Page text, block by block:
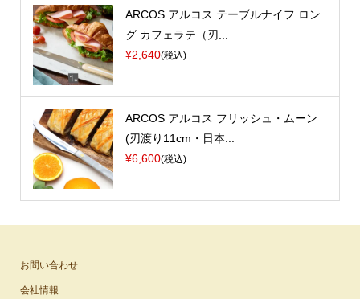
ARCOS アルコス テーブルナイフ ロン
グ カフェラテ（刃...
¥2,640(税込)
ARCOS アルコス フリッシュ・ムーン
(刃渡り11cm・日本...
¥6,600(税込)
お問い合わせ
会社情報